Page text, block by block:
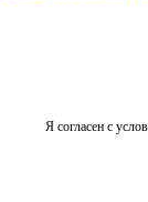
Я согласен с